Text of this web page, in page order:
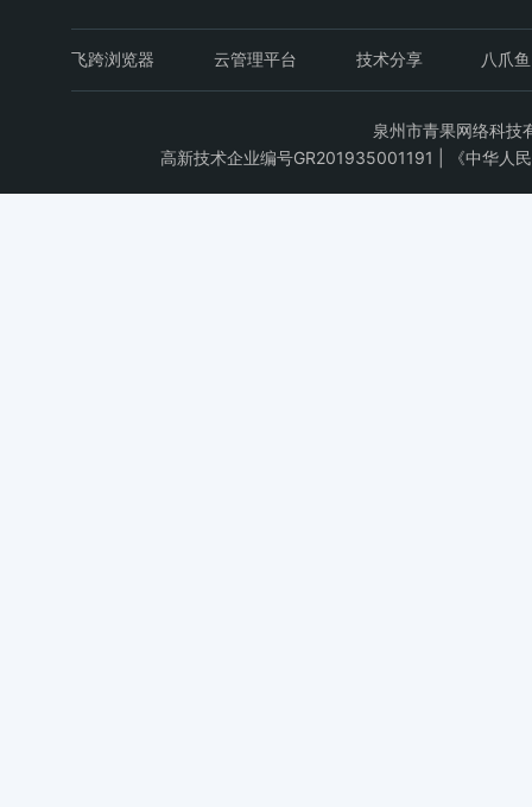
飞跨浏览器 云管理平台 技术分享 八爪
泉州市青果网络科
高新技术企业编号GR201935001191 | 《中华人